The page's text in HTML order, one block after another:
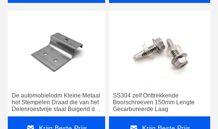
De automobielodm Kleine Metaal
het Stempelen Draad die van het
Delenroestvrije staal Buigend de
Lentestaal vormen
SS304 zelf Onttrekkende
Boorschroeven 150mm Lengte
Gecarbureerde Laag